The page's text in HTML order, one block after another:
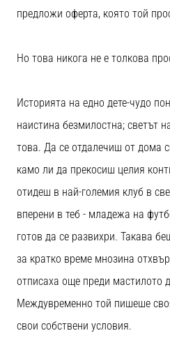
предложи оферта, която той
Но това никога не е толкова
Историята на едно дете-чудо
наистина безмилостна; светът
това. Да се отдалечиш от дома
камо ли да прекосиш целия
отидеш в най-големия клуб в
вперени в теб - младежа на
готов да се развихри. Такава
за кратко време мнозина
отписаха още преди мастилото
Междувременно той пишеше
свои собствени условия.